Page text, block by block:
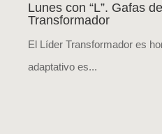
Lunes con “L”. Gafas
Transformador
El Líder Transformador es
adaptativo es...